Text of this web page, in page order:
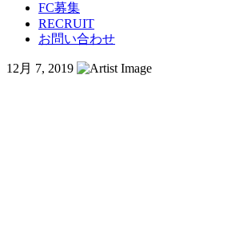
FC募集
RECRUIT
お問い合わせ
12月 7, 2019